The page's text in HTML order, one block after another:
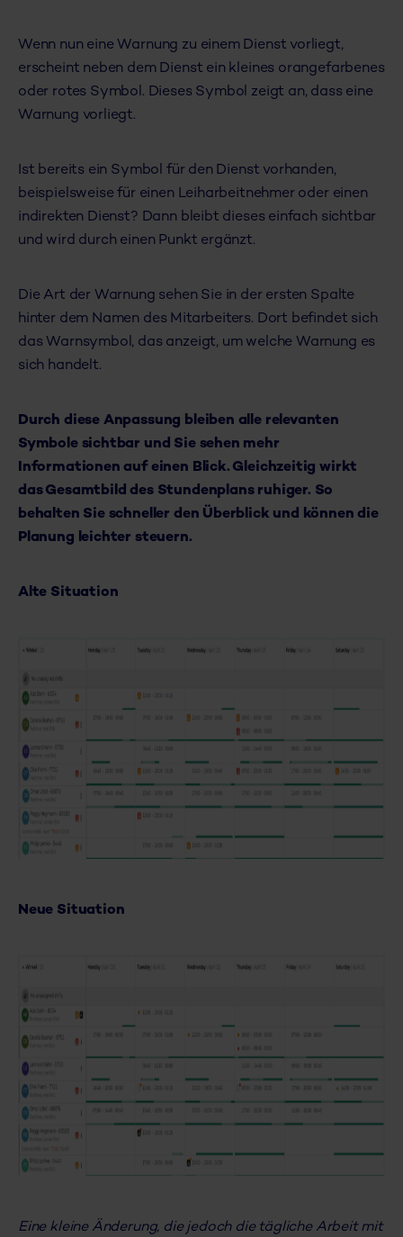
Wenn nun eine Warnung zu einem Dienst vorliegt,
erscheint neben dem Dienst ein kleines orangefarbenes
oder rotes Symbol. Dieses Symbol zeigt an, dass eine
Warnung vorliegt.
Ist bereits ein Symbol für den Dienst vorhanden,
beispielsweise für einen Leiharbeitnehmer oder einen
indirekten Dienst? Dann bleibt dieses einfach sichtbar
und wird durch einen Punkt ergänzt.
Die Art der Warnung sehen Sie in der ersten Spalte
hinter dem Namen des Mitarbeiters. Dort befindet sich
das Warnsymbol, das anzeigt, um welche Warnung es
sich handelt.
Durch diese Anpassung bleiben alle relevanten
Symbole sichtbar und Sie sehen mehr
Informationen auf einen Blick. Gleichzeitig wirkt
das Gesamtbild des Stundenplans ruhiger. So
behalten Sie schneller den Überblick und können die
Planung leichter steuern.
Alte Situation
Neue Situation
Eine kleine Änderung, die jedoch die tägliche Arbeit mit